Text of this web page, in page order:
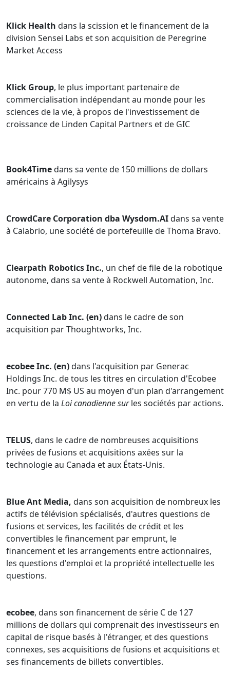
Sa pratique en matière de gouvernance d'entreprise
comprend la prestation de conseils aux administrateurs
sur des questions liées à l'identification, à l'évaluation et
Gary a été reconnu à maintes reprises comme un
avocat de premier plan en droit des sociétés, en droit
des valeurs mobilières, en droit de la technologie et/ou
en droit du capital-investissement par Best Lawyers in
Lexpert/American Lawyer et le Guide de Lexpert sur les
meilleurs avocats d'entreprise transfrontaliers
créatifs au Canada de 2006 de Lexpert comme l'un des
40 meilleurs avocats d'entreprise au Canada à surveiller.
Duties in Canada, 7e édition (2021), publié par LexisNexis.
Il a élaboré et a été instructeur principal du programme
donne également des conférences sur la gouvernance
dans le cadre du programme de gouvernance du
capital privé de l'ACCR. Il est l'auteur de nombreux
droit des sociétés et il s'exprime fréquemment en
public sur des sujets liés au financement et à la vente
d'entreprises technologiques.
Gary est actif à titre d'administrateur ou de dirigeant de
actuellement secrétaire de l'ACCR et président du
Comité des documents modèles de l'ACCR. Le Comité a
créé des modèles de documents à utiliser dans le cadre
l'ACCR. Le Comité a récemment annoté certains
documents de formation de fonds de l'ILPA qui sont
également disponibles sur le site Web de l'ACCR.
Klick Health dans la scission et le financement de la
division Sensei Labs et son acquisition de Peregrine
Market Access
Klick Group, le plus important partenaire de
commercialisation indépendant au monde pour les
sciences de la vie, à propos de l'investissement de
croissance de Linden Capital Partners et de GIC
Book4Timedans sa vente de 150 millions de dollars
américains à Agilysys
CrowdCare Corporation dba Wysdom.AIdans sa vente
à Calabrio, une société de portefeuille de Thoma Bravo.
Clearpath Robotics Inc., un chef de file de la robotique
autonome, dans sa vente à Rockwell Automation, Inc.
Connected Lab Inc. (en)dans le cadre de son
acquisition par Thoughtworks, Inc.
ecobee Inc. (en)dans l'acquisition par Generac
Holdings Inc. de tous les titres en circulation d'Ecobee
Inc. pour 770 M$ US au moyen d'un plan d'arrangement
en vertu de la Loi canadienne surles sociétés par actions.
TELUS, dans le cadre de nombreuses acquisitions
privées de fusions et acquisitions axées sur la
technologie au Canada et aux États-Unis.
Blue Ant Media, dans son acquisition de nombreux les
actifs de télévision spécialisés, d'autres questions de
fusions et services, les facilités de crédit et les
convertibles le financement par emprunt, le
financement et les arrangements entre actionnaires,
les questions d'emploi et la propriété intellectuelle les
questions.
ecobee, dans son financement de série C de 127
millions de dollars qui comprenait des investisseurs en
capital de risque basés à l'étranger, et des questions
connexes, ses acquisitions de fusions et acquisitions et
ses financements de billets convertibles.